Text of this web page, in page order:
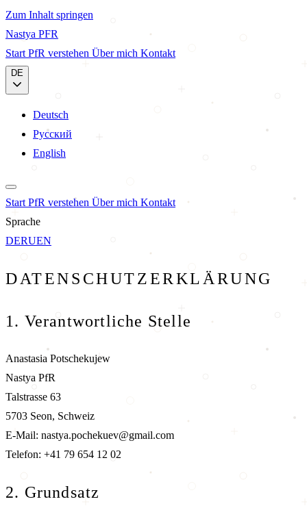
Zum Inhalt springen
Nastya PFR
Start PfR verstehen Über mich Kontakt
DE
Deutsch
Русский
English
Start PfR verstehen Über mich Kontakt
Sprache
DERUEN
DATENSCHUTZERKLÄRUNG
1. Verantwortliche Stelle
Anastasia Potschekujew
Nastya PfR
Talstrasse 63
5703 Seon, Schweiz
E-Mail: nastya.pochekuev@gmail.com
Telefon: +41 79 654 12 02
2. Grundsatz